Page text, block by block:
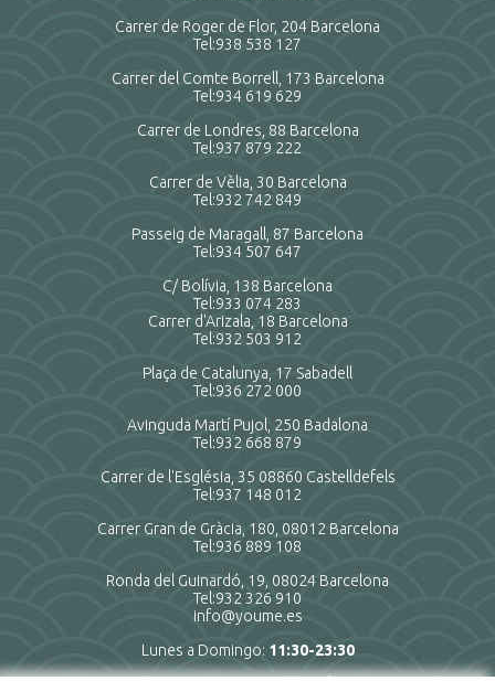
Carrer de Roger de Flor, 204 Barcelona
Tel:938 538 127
Carrer del Comte Borrell, 173 Barcelona
Tel:934 619 629
Carrer de Londres, 88 Barcelona
Tel:937 879 222
Carrer de Vèlia, 30 Barcelona
Tel:932 742 849
Passeig de Maragall, 87 Barcelona
Tel:934 507 647
C/ Bolívia, 138 Barcelona
Tel:933 074 283
Carrer d'Arizala, 18 Barcelona
Tel:932 503 912
Plaça de Catalunya, 17 Sabadell
Tel:936 272 000
Avinguda Martí Pujol, 250 Badalona
Tel:932 668 879
Carrer de l'Església, 35 08860 Castelldefels
Tel:937 148 012
Carrer Gran de Gràcia, 180, 08012 Barcelona
Tel:936 889 108
Ronda del Guinardó, 19, 08024 Barcelona
Tel:932 326 910
info@youme.es
Lunes a Domingo: 11:30-23:30